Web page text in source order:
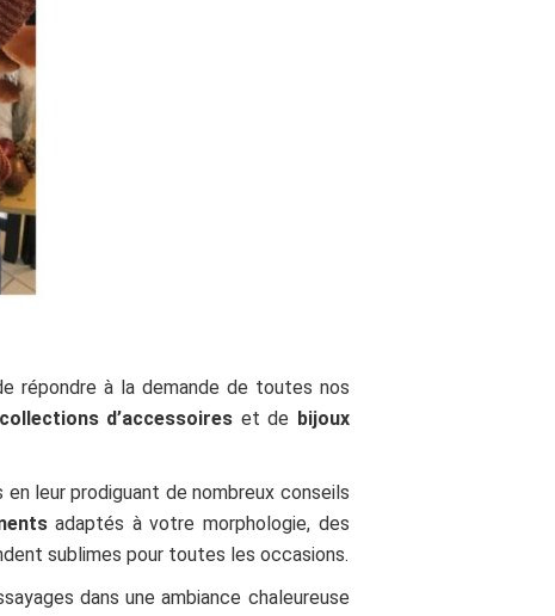
répondre à la demande de toutes nos
d’accessoires et de bijoux
leur prodiguant de nombreux conseils
adaptés à votre morphologie, des
sublimes pour toutes les occasions.
dans une ambiance chaleureuse